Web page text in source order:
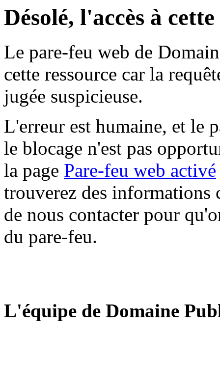
Désolé, l'accès à
Le pare-feu web de
cette ressource car la
jugée suspicieuse.
L'erreur est humaine, et le
le blocage n'est pas
la page Pare-feu web activé
trouverez des informations
de nous contacter pour
du pare-feu.
L'équipe de Domaine